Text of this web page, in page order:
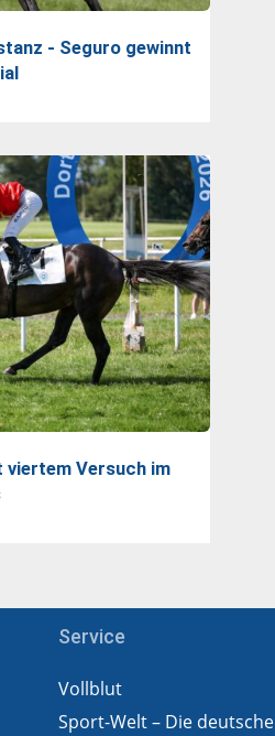
- Seguro gewinnt
viertem Versuch im
Service
Vollblut
Sport-Welt – Die deutsche